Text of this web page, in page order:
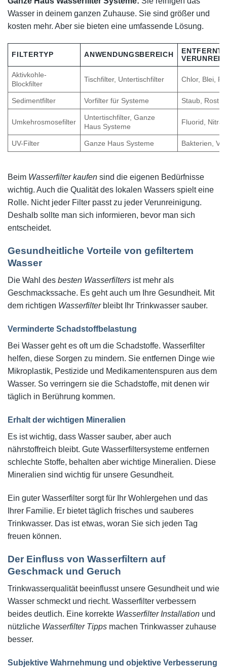
Wasser in deinem ganzen Zuhause. Sie sind größer und
kosten mehr. Aber sie bieten eine umfassende Lösung.
FILTERTYP ANWENDUNGSBEREICH
ENTFERNTE
Aktivkohle-
Blockfilter
Tischfilter, Untertischfilter Chlor, Blei,
Sedimentfilter Vorfilter für Systeme Staub, Rost,
Umkehrosmosefilter
Untertischfilter, Ganze
Haus Systeme
Fluorid,
UV-Filter Ganze Haus Systeme Bakterien,
Beim Wasserfilter kaufen sind die eigenen Bedürfnisse
wichtig. Auch die Qualität des lokalen Wassers spielt eine
Rolle. Nicht jeder Filter passt zu jeder Verunreinigung.
Deshalb sollte man sich informieren, bevor man sich
entscheidet.
Gesundheitliche Vorteile von gefiltertem
Wasser
Die Wahl des besten Wasserfilters ist mehr als
Geschmackssache. Es geht auch um Ihre Gesundheit. Mit
dem richtigen Wasserfilterbleibt Ihr Trinkwasser sauber.
Verminderte Schadstoffbelastung
Bei Wasser geht es oft um die Schadstoffe. Wasserfilter
helfen, diese Sorgen zu mindern. Sie entfernen Dinge wie
Mikroplastik, Pestizide und Medikamentenspuren aus dem
Wasser. So verringern sie die Schadstoffe, mit denen wir
täglich in Berührung kommen.
Erhalt der wichtigen Mineralien
Es ist wichtig, dass Wasser sauber, aber auch
nährstoffreich bleibt. Gute Wasserfiltersysteme entfernen
schlechte Stoffe, behalten aber wichtige Mineralien. Diese
Mineralien sind wichtig für unsere Gesundheit.
Ein guter Wasserfilter sorgt für Ihr Wohlergehen und das
Ihrer Familie. Er bietet täglich frisches und sauberes
Trinkwasser. Das ist etwas, woran Sie sich jeden Tag
freuen können.
Der Einfluss von Wasserfiltern auf
Geschmack und Geruch
Trinkwasserqualität beeinflusst unsere Gesundheit und wie
Wasser schmeckt und riecht. Wasserfilter verbessern
beides deutlich. Eine korrekte Wasserfilter Installation und
nützliche Wasserfilter Tipps machen Trinkwasser zuhause
besser.
Subjektive Wahrnehmung und objektive Verbesserung